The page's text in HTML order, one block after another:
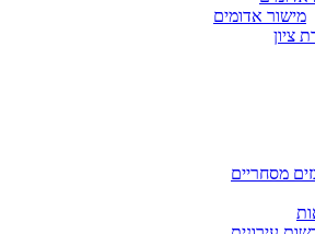
מישור אדומים
ציון
מסחריים